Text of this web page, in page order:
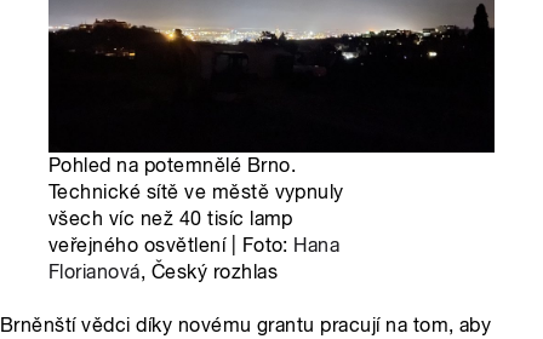
Pohled na potemnělé Brno.
Technické sítě ve městě vypnuly
všech víc než 40 tisíc lamp
veřejného osvětlení | Foto: Hana
Florianová, Český rozhlas
Brněnští vědci díky novému grantu pracují na tom, aby